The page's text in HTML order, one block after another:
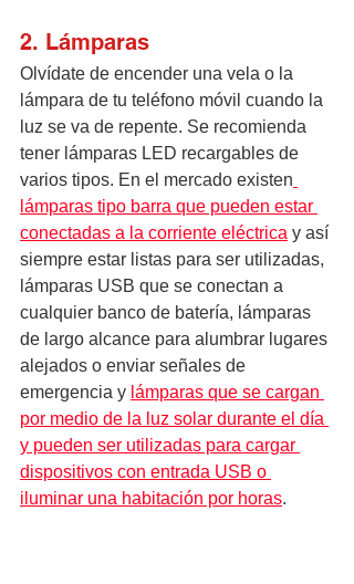
2. Lámparas
Olvídate de encender una vela o la
lámpara de tu teléfono móvil cuando la
luz se va de repente. Se recomienda
tener lámparas LED recargables de
varios tipos. En el mercado existen
lámparas tipo barra que pueden estar
conectadas a la corriente eléctrica y así
siempre estar listas para ser utilizadas,
lámparas USB que se conectan a
cualquier banco de batería, lámparas
de largo alcance para alumbrar lugares
alejados o enviar señales de
emergencia y lámparas que se cargan
por medio de la luz solar durante el día
y pueden ser utilizadas para cargar
dispositivos con entrada USB o
iluminar una habitación por horas.